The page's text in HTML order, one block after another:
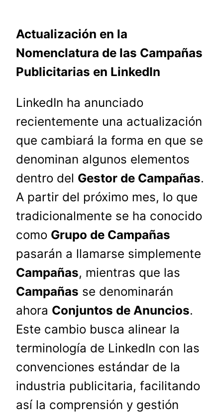
Actualización en la
Nomenclatura de las Campañas
Publicitarias en LinkedIn
LinkedIn ha anunciado
recientemente una actualización
que cambiará la forma en que se
denominan algunos elementos
dentro del Gestor de Campañas.
A partir del próximo mes, lo que
tradicionalmente se ha conocido
como Grupo de Campañas
pasarán a llamarse simplemente
Campañas, mientras que las
Campañas se denominarán
ahora Conjuntos de Anuncios.
Este cambio busca alinear la
terminología de LinkedIn con las
convenciones estándar de la
industria publicitaria, facilitando
así la comprensión y gestión